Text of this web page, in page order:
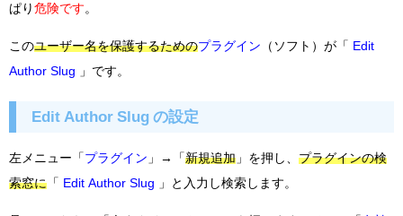
ぱり 危険です 。
このユーザー名を保護するためのプラグイン （ソフト）が「 Edit
Author Slug 」です。
Edit Author Slug の設定
左メニュー「 プラグイン 」→「新規追加 」を押し、 プラグインの検
索窓に 「 Edit Author Slug 」と入力し検索します。